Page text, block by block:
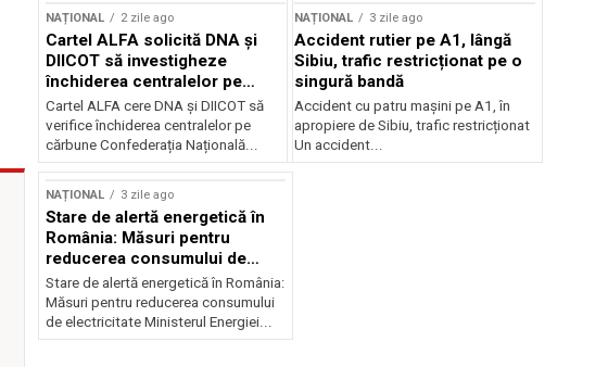
NAȚIONAL 2 zile ago
Cartel ALFA solicită DNA și
DIICOT să investigheze
închiderea centralelor pe
cărbune
Cartel ALFA cere DNA și DIICOT să
verifice închiderea centralelor pe
cărbune Confederația Națională...
NAȚIONAL 3 zile ago
Accident rutier pe A1, lângă
Sibiu, trafic restricționat pe o
singură bandă
Accident cu patru mașini pe A1, în
apropiere de Sibiu, trafic restricționat
Un accident...
NAȚIONAL 3 zile ago
Stare de alertă energetică în
România: Măsuri pentru
reducerea consumului de
electricitate
Stare de alertă energetică în România:
Măsuri pentru reducerea consumului
de electricitate Ministerul Energiei...